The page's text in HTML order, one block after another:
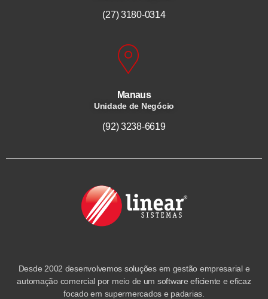
(27) 3180-0314
Manaus
Unidade de Negócio
(92) 3238-6619
Desde 2002 desenvolvemos soluções em gestão empresarial e
automação comercial por meio de um software eficiente e eficaz
focado em supermercados e padarias.